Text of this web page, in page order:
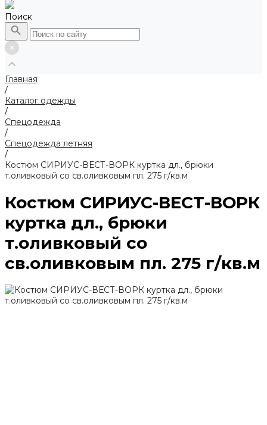
Поиск
Главная
/
Каталог одежды
/
Спецодежда
/
Спецодежда летняя
/
Костюм СИРИУС-ВЕСТ-ВОРК куртка дл., брюки
т.оливковый со св.оливковым пл. 275 г/кв.м
Костюм СИРИУС-ВЕСТ-ВОРК
куртка дл., брюки
т.оливковый со
св.оливковым пл. 275 г/кв.м